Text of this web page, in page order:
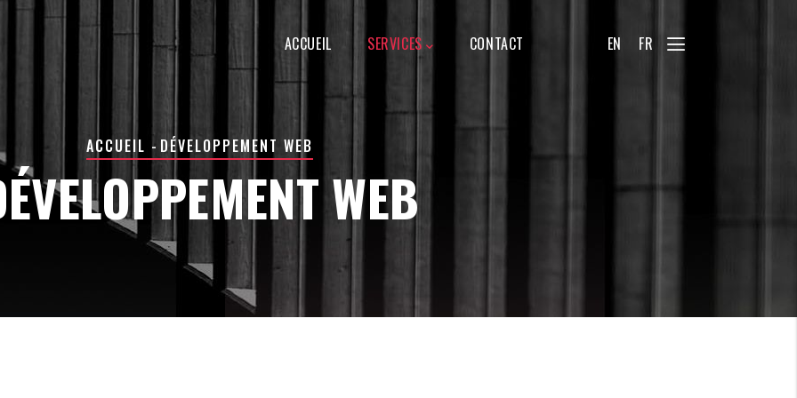
NAVIGATION
ACCUEIL SERVICES CONTACT EN FR
FIL
D'ARIANE
ACCUEIL - DÉVELOPPEMENT WEB
WEB